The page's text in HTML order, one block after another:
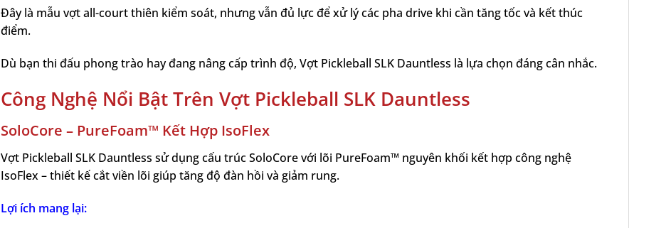
Đây là mẫu vợt all-court thiên kiểm soát, nhưng vẫn đủ lực để xử lý các pha drive khi cần tăng tốc và kết thúc
điểm.
Dù bạn thi đấu phong trào hay đang nâng cấp trình độ, Vợt Pickleball SLK Dauntless là lựa chọn đáng cân nhắc.
Công Nghệ Nổi Bật Trên Vợt Pickleball SLK Dauntless
SoloCore – PureFoam™ Kết Hợp IsoFlex
Vợt Pickleball SLK Dauntless sử dụng cấu trúc SoloCore với lõi PureFoam™ nguyên khối kết hợp công nghệ
IsoFlex – thiết kế cắt viền lõi giúp tăng độ đàn hồi và giảm rung.
Lợi ích mang lại: